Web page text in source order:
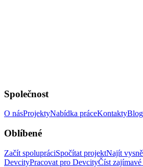
Společnost
O násProjektyNabídka práceKontaktyBlog
Oblíbené
Začít spolupráciSpočítat projektNajít
DevcityPracovat pro DevcityČíst